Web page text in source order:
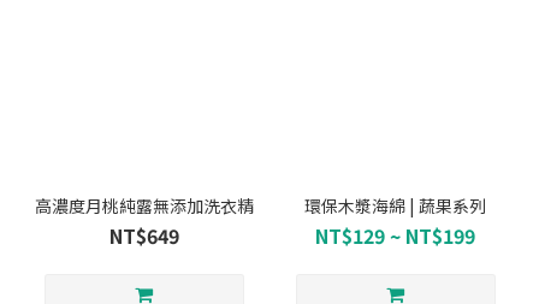
高濃度月桃純露無添加洗衣精
NT$649
環保木漿海綿 | 蔬果系列
NT$129 ~ NT$199